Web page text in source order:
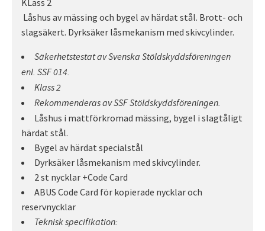
KLass 2
Låshus av mässing och bygel av härdat stål. Brott- och
slagsäkert. Dyrksäker låsmekanism med skivcylinder.
Säkerhetstestat av Svenska Stöldskyddsföreningen
enl. SSF 014.
Klass 2
Rekommenderas av SSF Stöldskyddsföreningen.
Låshus i mattförkromad mässing, bygel i slagtåligt
härdat stål.
Bygel av härdat specialstål
Dyrksäker låsmekanism med skivcylinder.
2 st nycklar +Code Card
ABUS Code Card för kopierade nycklar och
reservnycklar
Teknisk specifikation: